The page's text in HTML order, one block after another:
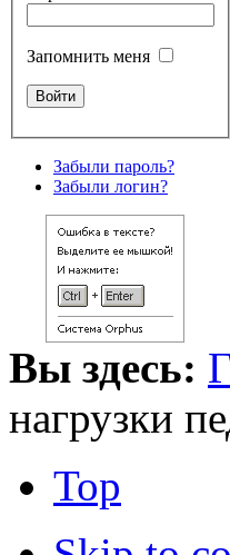
Запомнить меня
Забыли пароль?
Забыли логин?
Вы здесь:
нагрузки
Top